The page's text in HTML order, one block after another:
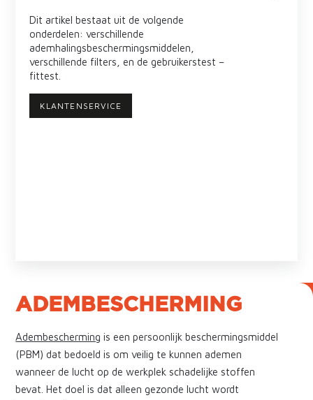
Dit artikel bestaat uit de volgende
onderdelen: verschillende
ademhalingsbeschermingsmiddelen,
verschillende filters, en de gebruikerstest –
fittest.
KLANTENSERVICE
ADEMBESCHERMING
Adembescherming is een persoonlijk beschermingsmiddel
(PBM) dat bedoeld is om veilig te kunnen ademen
wanneer de lucht op de werkplek schadelijke stoffen
bevat. Het doel is dat alleen gezonde lucht wordt